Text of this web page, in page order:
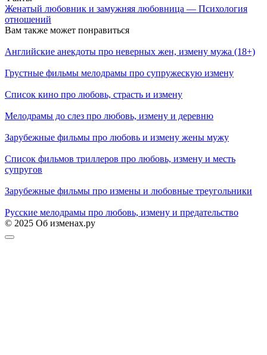
Женатый любовник и замужняя любовница — Психология
отношений
Вам также может понравиться
Английские анекдоты про неверных жен, измену мужа (18+)
Грустные фильмы мелодрамы про супружескую измену
Список кино про любовь, страсть и измену
Мелодрамы до слез про любовь, измену и деревню
Зарубежные фильмы про любовь и измену жены мужу
Список фильмов триллеров про любовь, измену и месть
супругов
Зарубежные фильмы про измены и любовные треугольники
Русские мелодрамы про любовь, измену и предательство
© 2025 Об изменах.ру